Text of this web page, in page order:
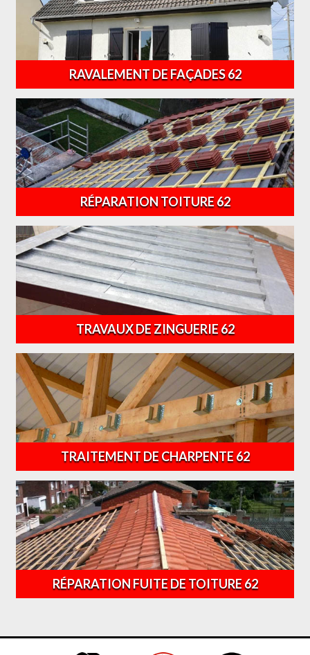
RAVALEMENT DE FAÇADES 62
RÉPARATION TOITURE 62
TRAVAUX DE ZINGUERIE 62
TRAITEMENT DE CHARPENTE 62
RÉPARATION FUITE DE TOITURE 62